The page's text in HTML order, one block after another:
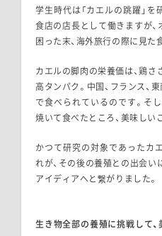
学生時代は「カエルの跳躍」
食店の店長として働きますが
困った末、海外旅行の際に見た
カエルの脚肉の栄養価は、鶏
高タンパク。中国、フランス、
で食べられているのです。そ
焼いて食べたところ、美味しい
かつて研究の対象であったカ
れが、その後の養殖との出会
アイディアへと繋がりました。
生き物全部の養殖に挑戦して